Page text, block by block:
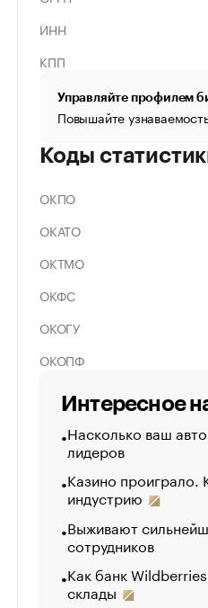
ИНН
КПП
Управляйте профилем
Повышайте
Коды
ОКПО
ОКАТО
ОКТМО
ОКФС
ОКОГУ
ОКОПФ
Интересное
Насколько ваш
лидеров
Казино
индустрию
Выживают
сотрудников
Как банк
склады